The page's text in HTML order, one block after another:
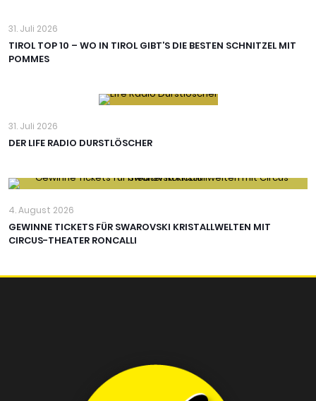
31. Juli 2026
TIROL TOP 10 – WO IN TIROL GIBT’S DIE BESTEN SCHNITZEL MIT
POMMES
31. Juli 2026
DER LIFE RADIO DURSTLÖSCHER
4. August 2026
GEWINNE TICKETS FÜR SWAROVSKI KRISTALLWELTEN MIT
CIRCUS-THEATER RONCALLI